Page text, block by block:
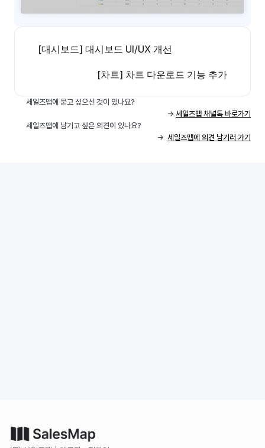
[대시보드] 대시보드 UI/UX 개선
[차트] 차트 다운로드 기능 추가
세일즈맵에 묻고 싶으신 것이 있나요?
-> 세일즈맵 채널톡 바로가기
세일즈맵에 남기고 싶은 의견이 있나요?
-> 세일즈맵에 의견 남기러 가기